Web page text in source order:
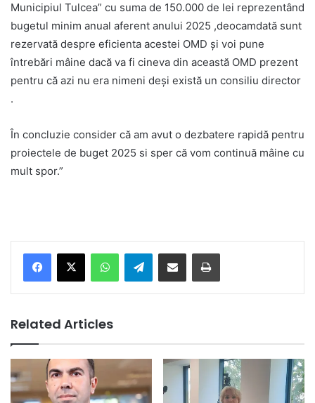
Municipiul Tulcea” cu suma de 150.000 de lei reprezentând
bugetul minim anual aferent anului 2025 ,deocamdată sunt
rezervată despre eficienta acestei OMD și voi pune
întrebări mâine dacă va fi cineva din această OMD prezent
pentru că azi nu era nimeni deși există un consiliu director
.
În concluzie consider că am avut o dezbatere rapidă pentru
proiectele de buget 2025 si sper că vom continuă mâine cu
mult spor.”
Telegram
Related Articles